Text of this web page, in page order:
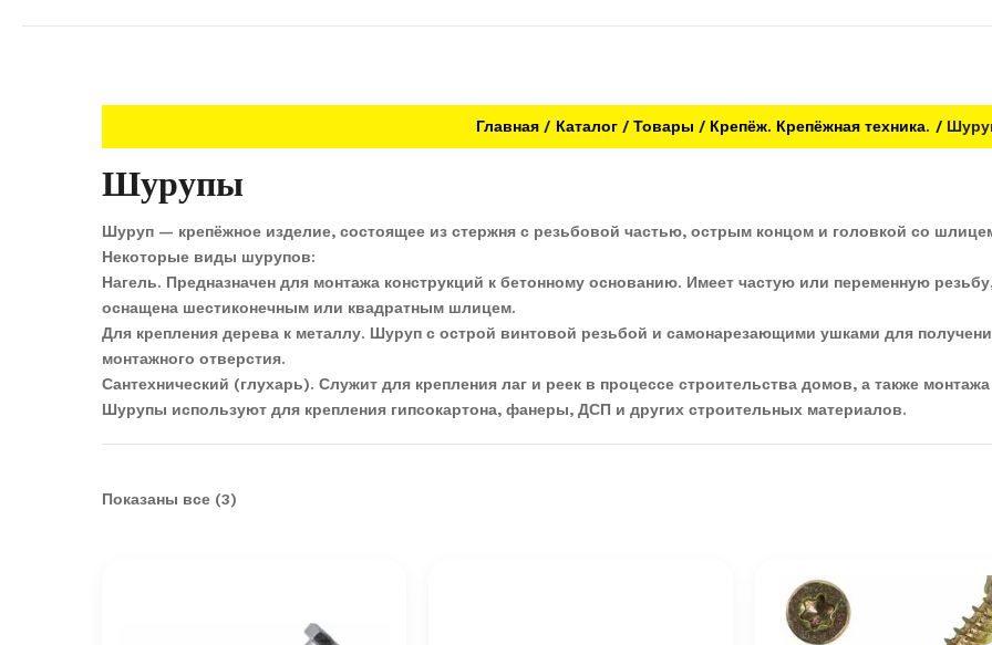
Главная Каталог Товары Крепёж. Крепёжная техника.
Шурупы
Шуруп — крепёжное изделие, состоящее из стержня с резьбовой частью, острым концом и головкой со
Некоторые виды шурупов:
Нагель. Предназначен для монтажа конструкций к бетонному основанию. Имеет частую или переменную
оснащена шестиконечным или квадратным шлицем.
Для крепления дерева к металлу. Шуруп с острой винтовой резьбой и самонарезающими ушками для
монтажного отверстия.
Сантехнический (глухарь). Служит для крепления лаг и реек в процессе строительства домов, а также
Шурупы используют для крепления гипсокартона, фанеры, ДСП и других строительных материалов.
Показаны все (3)